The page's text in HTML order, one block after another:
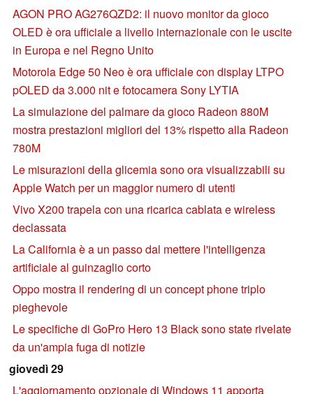
AGON PRO AG276QZD2: il nuovo monitor da gioco
OLED è ora ufficiale a livello internazionale con le uscite
in Europa e nel Regno Unito
Motorola Edge 50 Neo è ora ufficiale con display LTPO
pOLED da 3.000 nit e fotocamera Sony LYTIA
La simulazione del palmare da gioco Radeon 880M
mostra prestazioni migliori del 13% rispetto alla Radeon
780M
Le misurazioni della glicemia sono ora visualizzabili su
Apple Watch per un maggior numero di utenti
Vivo X200 trapela con una ricarica cablata e wireless
declassata
La California è a un passo dal mettere l'intelligenza
artificiale al guinzaglio corto
Oppo mostra il rendering di un concept phone triplo
pieghevole
Le specifiche di GoPro Hero 13 Black sono state rivelate
da un'ampia fuga di notizie
giovedì 29
L'aggiornamento opzionale di Windows 11 apporta